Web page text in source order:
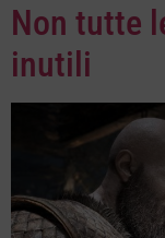
Non tutte
inutili